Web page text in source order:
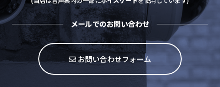
メールでのお問い合わせ
お問い合わせフォーム